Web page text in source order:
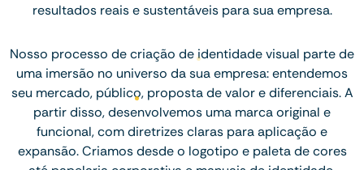
resultados reais e sustentáveis para sua empresa.
Nosso processo de criação de identidade visual parte de
uma imersão no universo da sua empresa: entendemos
seu mercado, público, proposta de valor e diferenciais. A
partir disso, desenvolvemos uma marca original e
funcional, com diretrizes claras para aplicação e
expansão. Criamos desde o logotipo e paleta de cores